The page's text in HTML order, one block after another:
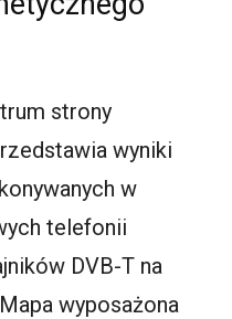
strony
wyniki
w
telefonii
DVB-T na
wyposażona